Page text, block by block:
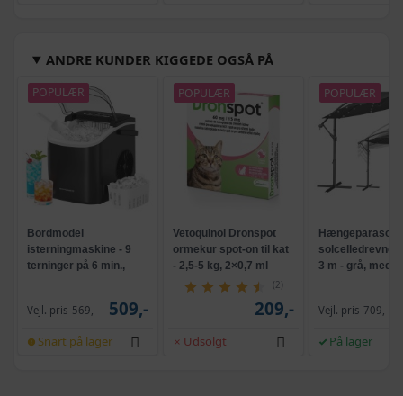
ANDRE KUNDER KIGGEDE OGSÅ PÅ
POPULÆR
Bordmodel
isterningmaskine - 9
terninger på 6 min.,
Vejl. pris 569,- 509,-
Snart på lager
POPULÆR
Vetoquinol Dronspot
ormekur spot-on til kat
- 2,5-5 kg, 2×0,7 ml
(2)
209,-
Udsolgt
POPULÆR
Hængeparasols
solcelledrevne
3 m - grå, med
Vejl. pris 709,-
På lager